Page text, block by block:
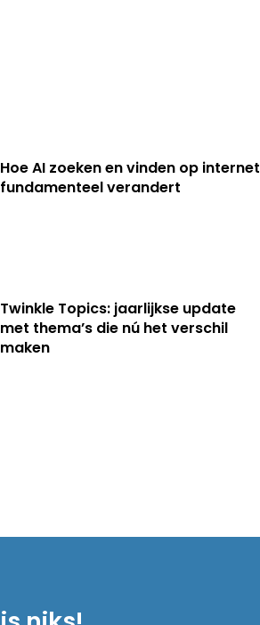
Hoe AI zoeken en vinden op internet
fundamenteel verandert
Twinkle Topics: jaarlijkse update
met thema’s die nú het verschil
maken